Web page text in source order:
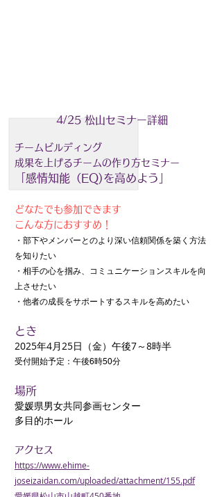
4/25 松山セミナー詳細
チームビルディング
成果を上げるチームの作り方セミナー
「​感情知能（EQ)を高めよう」
​どなたでも参加できます
こんな方におすすめ！
・部下やメンバーとのより深い信頼関係を築く方法
を知りたい
・相手の心を掴み、コミュニケーションスキルを向
上させたい
・他者の成長をサポートするスキルを高めたい
とき
2025年4月25日（金）午後7～8時半
受付開始予定：午後6時50分
場所
愛媛県男女共同参画センター
​多目的ホール
アクセス
https://www.ehime-
joseizaidan.com/uploaded/attachment/155.pdf